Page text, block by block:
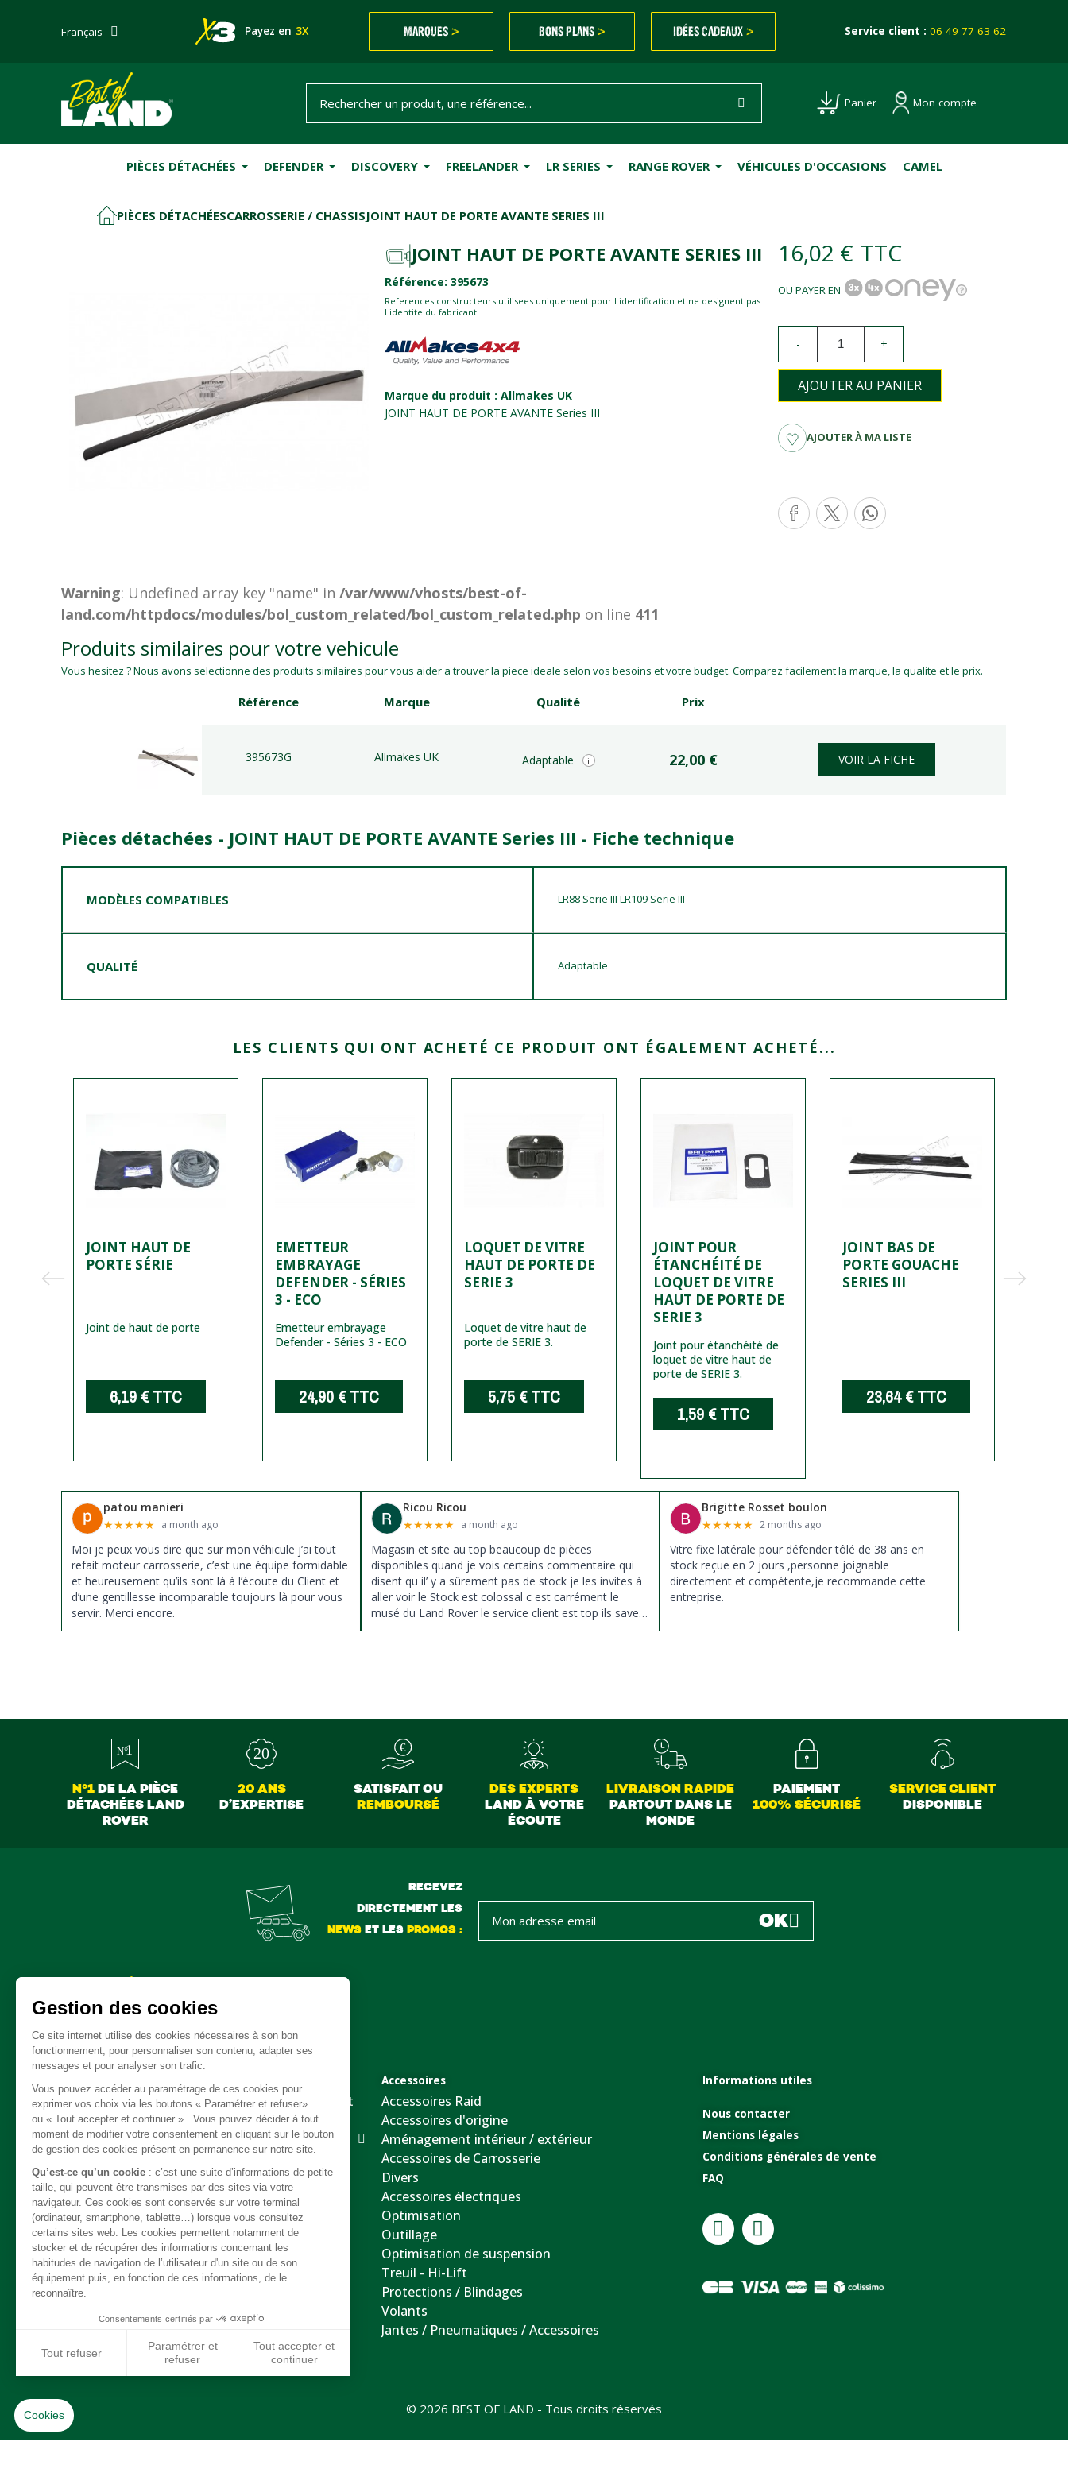
Français Payez en 3X MARQUES > BONS PLANS > IDÉES CADEAUX > Service client :06 49 77 63 62
Panier Mon compte
PIÈCES DÉTACHÉES DEFENDER DISCOVERY FREELANDER LR SERIES RANGE ROVER VÉHICULES D'OCCASIONS CAMEL
PIÈCES DÉTACHÉESCARROSSERIE / CHASSISJOINT HAUT DE PORTE AVANTE SERIES III
JOINT HAUT DE PORTE AVANTE SERIES III
Référence: 395673
References constructeurs utilisees uniquement pour l identification et ne designent pas
l identite du fabricant.
Marque du produit : Allmakes UK
JOINT HAUT DE PORTE AVANTE Series III
16,02 € TTC
OU PAYER EN
- +
AJOUTER AU PANIER
AJOUTER À MA LISTE
Warning: Undefined array key "name" in/var/www/vhosts/best-of-
land.com/httpdocs/modules/bol_custom_related/bol_custom_related.php on line 411
Produits similaires pour votre vehicule
Vous hesitez ? Nous avons selectionne des produits similaires pour vous aider a trouver la piece ideale selon vos besoins et votre budget. Comparez facilement la marque, la qualite et le prix.
Référence Marque Qualité Prix
395673G Allmakes UK Adaptable i 22,00 € VOIR LA FICHE
Pièces détachées - JOINT HAUT DE PORTE AVANTE Series III - Fiche technique
MODÈLES COMPATIBLES LR88 Serie III LR109 Serie III
QUALITÉ Adaptable
LES CLIENTS QUI ONT ACHETÉ CE PRODUIT ONT ÉGALEMENT ACHETÉ...
JOINT HAUT DE
PORTE SÉRIE
Joint de haut de porte
6,19 €TTC
EMETTEUR
EMBRAYAGE
DEFENDER - SÉRIES
3 - ECO
Emetteur embrayage
Defender - Séries 3 - ECO
24,90 €TTC
LOQUET DE VITRE
HAUT DE PORTE DE
SERIE 3
Loquet de vitre haut de
porte de SERIE 3.
5,75 €TTC
JOINT POUR
ÉTANCHÉITÉ DE
LOQUET DE VITRE
HAUT DE PORTE DE
SERIE 3
Joint pour étanchéité de
loquet de vitre haut de
porte de SERIE 3.
1,59 €TTC
JOINT BAS DE
PORTE GOUACHE
SERIES III
23,64 €TTC
patou manieri
★★★★★ a month ago
Moi je peux vous dire que sur mon véhicule j’ai tout
refait moteur carrosserie, c’est une équipe formidable
et heureusement qu’ils sont là à l’écoute du Client et
d’une gentillesse incomparable toujours là pour vous
servir. Merci encore.
Ricou Ricou
★★★★★ a month ago
Magasin et site au top beaucoup de pièces
disponibles quand je vois certains commentaire qui
disent qu il’ y a sûrement pas de stock je les invites à
aller voir le Stock est colossal c est carrément le
musé du Land Rover le service client est top ils savent
donné des conseils et ne pousse pas à la vente ils
Brigitte Rosset boulon
★★★★★ 2 months ago
Vitre fixe latérale pour défender tôlé de 38 ans en
stock reçue en 2 jours ,personne joignable
directement et compétente,je recommande cette
entreprise.
N°1DE LA PIÈCE
DÉTACHÉES LAND
ROVER
20 ANS
D’EXPERTISE
SATISFAIT OU
REMBOURSÉ
DES EXPERTS
LAND À VOTRE
ÉCOUTE
LIVRAISON RAPIDE
PARTOUT DANS LE
MONDE
PAIEMENT
100% SÉCURISÉ
SERVICE CLIENT
DISPONIBLE
RECEVEZ
DIRECTEMENT LES
NEWSET LES PROMOS : OK
Embrayage - Boite de vitesse / boite de transfert
Câble
Carrosserie / Chassis
Direction
Echappement
Electricité
Freinage
Intérieur
Moteur
Refroidissement / chauffage / clim
Suspension
Système de carburant
Jantes / Pneumatiques
Accessoires
Accessoires Raid
Accessoires d'origine
Aménagement intérieur / extérieur
Accessoires de Carrosserie
Divers
Accessoires électriques
Optimisation
Outillage
Optimisation de suspension
Treuil - Hi-Lift
Protections / Blindages
Volants
Jantes / Pneumatiques / Accessoires
Informations utiles
Nous contacter
Mentions légales
Conditions générales de vente
FAQ
© 2026 BEST OF LAND - Tous droits réservés